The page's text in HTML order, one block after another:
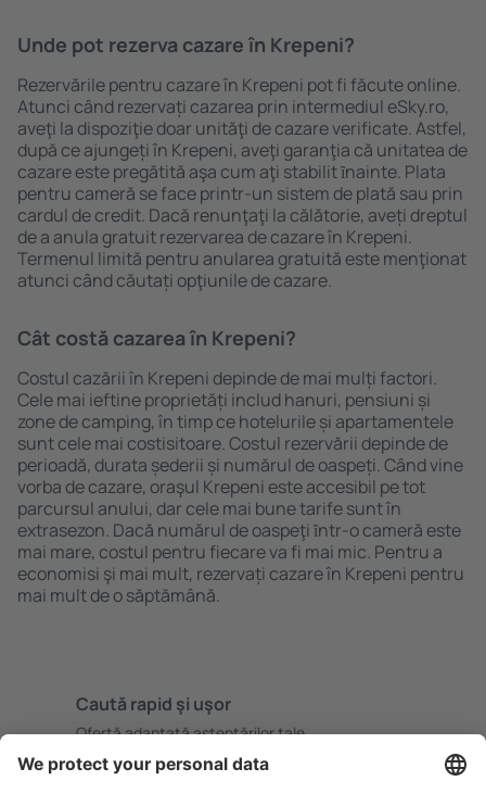
Unde pot rezerva cazare în Krepeni?
Rezervările pentru cazare în Krepeni pot fi făcute online.
Atunci când rezervați cazarea prin intermediul eSky.ro,
aveţi la dispoziţie doar unităţi de cazare verificate. Astfel,
după ce ajungeți în Krepeni, aveţi garanţia că unitatea de
cazare este pregătită aşa cum aţi stabilit ȋnainte. Plata
pentru cameră se face printr-un sistem de plată sau prin
cardul de credit. Dacă renunţaţi la călătorie, aveți dreptul
de a anula gratuit rezervarea de cazare în Krepeni.
Termenul limită pentru anularea gratuită este menţionat
atunci când căutați opţiunile de cazare.
Cât costă cazarea în Krepeni?
Costul cazării în Krepeni depinde de mai mulți factori.
Cele mai ieftine proprietăți includ hanuri, pensiuni și
zone de camping, în timp ce hotelurile și apartamentele
sunt cele mai costisitoare. Costul rezervării depinde de
perioadă, durata șederii și numărul de oaspeți. Când vine
vorba de cazare, oraşul Krepeni este accesibil pe tot
parcursul anului, dar cele mai bune tarife sunt în
extrasezon. Dacă numărul de oaspeţi ȋntr-o cameră este
mai mare, costul pentru fiecare va fi mai mic. Pentru a
economisi şi mai mult, rezervați cazare în Krepeni pentru
mai mult de o săptămână.
Caută rapid şi uşor
Ofertă adaptată aşteptărilor tale.